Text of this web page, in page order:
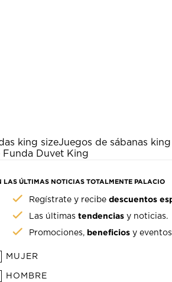
king sizeJuegos de sábanas
Funda Duvet King
LAS ÚLTIMAS NOTICIAS TOTALMENTE PALACIO
Regístrate y recibedescuentos
Las últimastendencias y noticias.
Promociones, beneficios y
MUJER
HOMBRE